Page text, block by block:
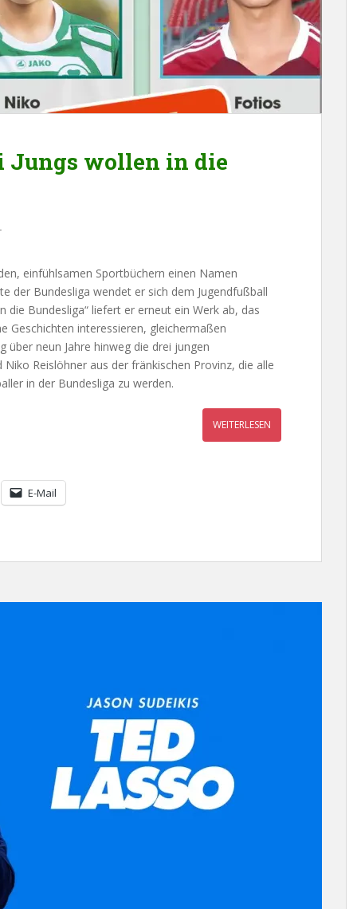
Jungs wollen in die
einfühlsamen Sportbüchern einen Namen
der Bundesliga wendet er sich dem Jugendfußball
die Bundesliga“ liefert er erneut ein Werk ab, das
Geschichten interessieren, gleichermaßen
über neun Jahre hinweg die drei jungen
Reislöhner aus der fränkischen Provinz, die alle
in der Bundesliga zu werden.
WEITERLESEN
E-Mail